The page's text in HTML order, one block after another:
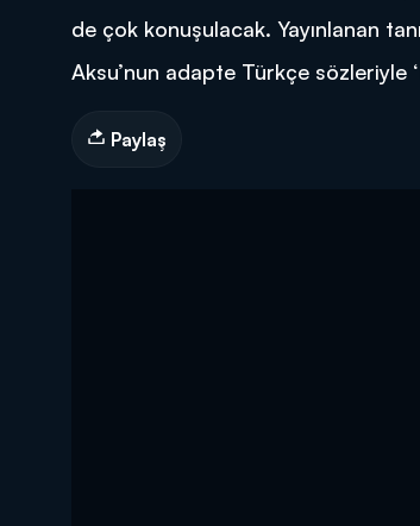
de çok konuşulacak. Yayınlanan
Aksu’nun adapte Türkçe sözleriyle
Paylaş